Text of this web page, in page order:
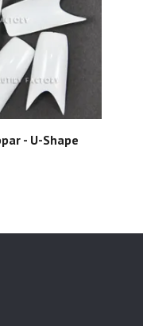
- U-Shape